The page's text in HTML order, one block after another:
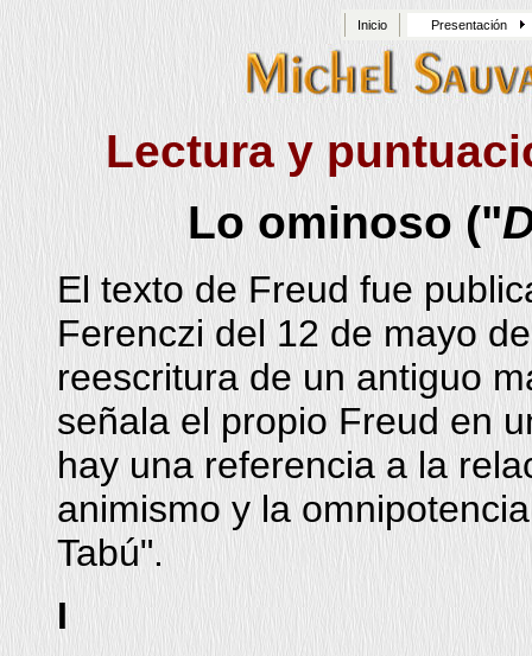
Inicio Presentación
Lectura y
Lo ominoso ("
El texto de Freud fue
Ferenczi del 12 de mayo
reescritura de un antiguo
señala el propio Freud en
hay una referencia a la
animismo y la
Tabú".
I